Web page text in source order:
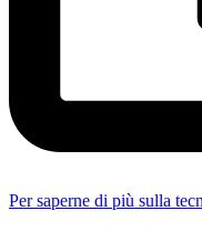
Per saperne di più sulla